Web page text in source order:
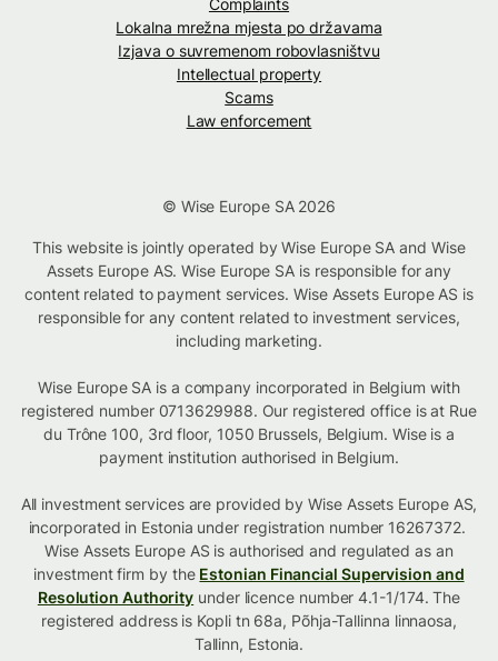
Lokalna mrežna mjesta po državama
Izjava o suvremenom robovlasništvu
Intellectual property
Scams
Law enforcement
© Wise Europe SA 2026
This website is jointly operated by Wise Europe SA and Wise
Assets Europe AS. Wise Europe SA is responsible for any
content related to payment services. Wise Assets Europe AS is
responsible for any content related to investment services,
including marketing.
Wise Europe SA is a company incorporated in Belgium with
registered number 0713629988. Our registered office is at Rue
du Trône 100, 3rd floor, 1050 Brussels, Belgium. Wise is a
payment institution authorised in Belgium.
All investment services are provided by Wise Assets Europe AS,
incorporated in Estonia under registration number 16267372.
Wise Assets Europe AS is authorised and regulated as an
investment firm by the Estonian Financial Supervision and
Resolution Authority under licence number 4.1-1/174. The
registered address is Kopli tn 68a, Põhja-Tallinna linnaosa,
Tallinn, Estonia.